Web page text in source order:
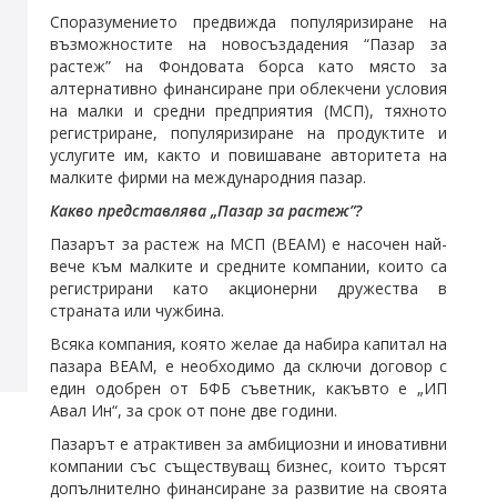
Споразумението предвижда популяризиране на
възможностите на новосъздадения “Пазар за
растеж” на Фондовата борса като място за
алтернативно финансиране при облекчени условия
на малки и средни предприятия (МСП), тяхното
регистриране, популяризиране на продуктите и
услугите им, както и повишаване авторитета на
малките фирми на международния пазар.
Какво представлява „Пазар за растеж”?
Пазарът за растеж на МСП (BEAM) е насочен най-
вече към малките и средните компании, които са
регистрирани като акционерни дружества в
страната или чужбина.
Всяка компания, която желае да набира капитал на
пазара BEAM, e необходимо да сключи договор с
един одобрен от БФБ съветник, какъвто е „ИП
Авал Ин“, за срок от поне две години.
Пазарът е атрактивен за амбициозни и иновативни
компании със съществуващ бизнес, които търсят
допълнително финансиране за развитие на своята